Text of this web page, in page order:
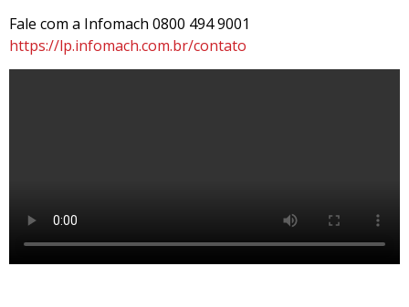
Fale com a Infomach 0800 494 9001
https://lp.infomach.com.br/contato